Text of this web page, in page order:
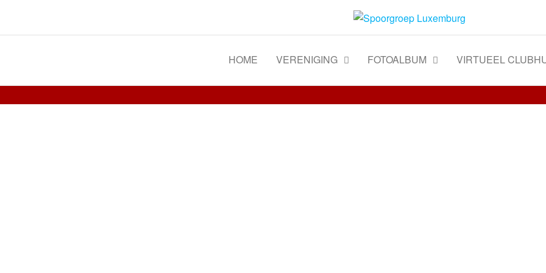
Spoorgroep Luxemburg
HOME VERENIGING FOTOALBUM VIRTUEEL